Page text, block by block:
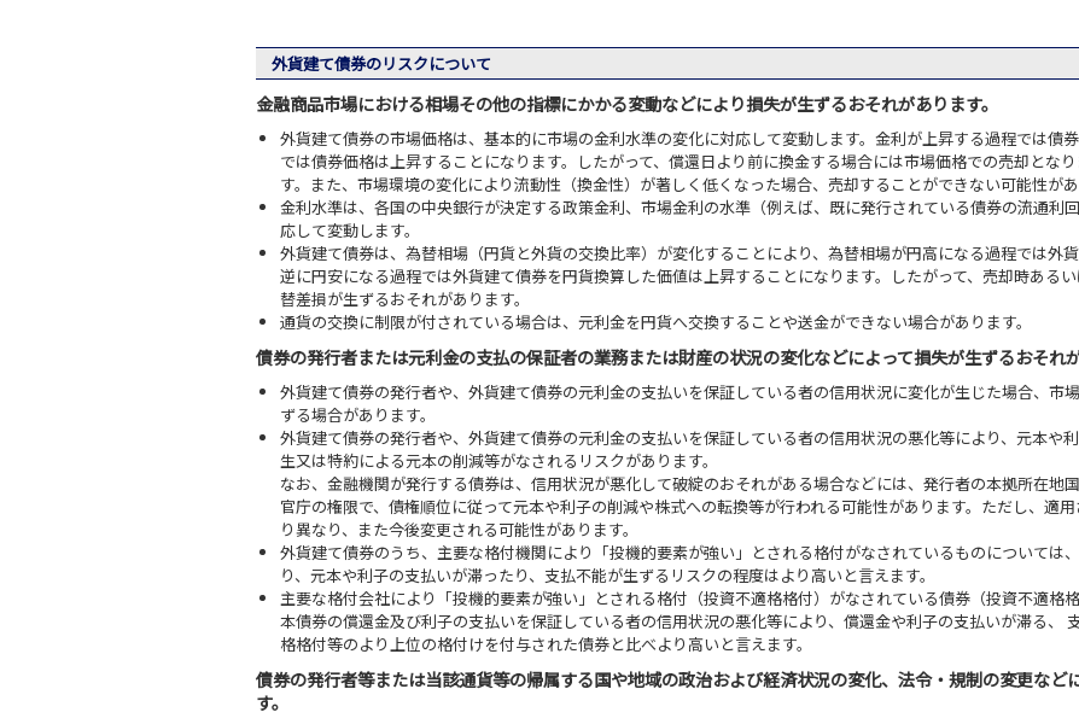
外貨建て債券のリスクについて
金融商品市場における相場その他の指標にかかる変動などにより損失が生ずるおそれがあります。
外貨建て債券の市場価格は、基本的に市場の金利水準の変化に対応して変動します。金利が上昇する過程では債
では債券価格は上昇することになります。したがって、償還日より前に換金する場合には市場価格での売却とな
す。また、市場環境の変化により流動性（換金性）が著しく低くなった場合、売却することができない可能性があ
金利水準は、各国の中央銀行が決定する政策金利、市場金利の水準（例えば、既に発行されている債券の流通利
応して変動します。
外貨建て債券は、為替相場（円貨と外貨の交換比率）が変化することにより、為替相場が円高になる過程では外
逆に円安になる過程では外貨建て債券を円貨換算した価値は上昇することになります。したがって、売却時ある
替差損が生ずるおそれがあります。
通貨の交換に制限が付されている場合は、元利金を円貨へ交換することや送金ができない場合があります。
債券の発行者または元利金の支払の保証者の業務または財産の状況の変化などによって損失が生ずるおそれが
外貨建て債券の発行者や、外貨建て債券の元利金の支払いを保証している者の信用状況に変化が生じた場合、市
ずる場合があります。
外貨建て債券の発行者や、外貨建て債券の元利金の支払いを保証している者の信用状況の悪化等により、元本や
生又は特約による元本の削減等がなされるリスクがあります。
なお、金融機関が発行する債券は、信用状況が悪化して破綻のおそれがある場合などには、発行者の本拠所在地
官庁の権限で、債権順位に従って元本や利子の削減や株式への転換等が行われる可能性があります。ただし、適
り異なり、また今後変更される可能性があります。
外貨建て債券のうち、主要な格付機関により「投機的要素が強い」とされる格付がなされているものについては
り、元本や利子の支払いが滞ったり、支払不能が生ずるリスクの程度はより高いと言えます。
主要な格付会社により「投機的要素が強い」とされる格付（投資不適格格付）がなされている債券（投資不適格
本債券の償還金及び利子の支払いを保証している者の信用状況の悪化等により、償還金や利子の支払いが滞る、
格格付等のより上位の格付けを付与された債券と比べより高いと言えます。
債券の発行者等または当該通貨等の帰属する国や地域の政治および経済状況の変化、法令・規制の変更など
す。